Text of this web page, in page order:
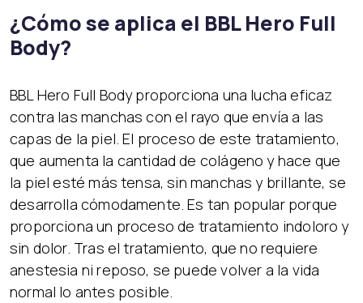
¿Cómo se aplica el BBL Hero Full
Body?
BBL Hero Full Body proporciona una lucha eficaz
contra las manchas con el rayo que envía a las
capas de la piel. El proceso de este tratamiento,
que aumenta la cantidad de colágeno y hace que
la piel esté más tensa, sin manchas y brillante, se
desarrolla cómodamente. Es tan popular porque
proporciona un proceso de tratamiento indoloro y
sin dolor. Tras el tratamiento, que no requiere
anestesia ni reposo, se puede volver a la vida
normal lo antes posible.